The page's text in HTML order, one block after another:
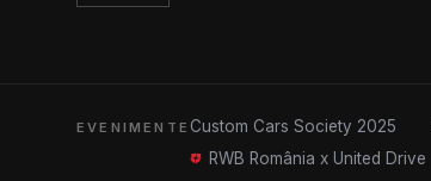
EVENIMENTE Custom Cars Society 2025
RWB România x United Drive